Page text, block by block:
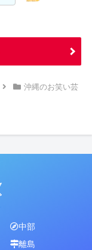
沖縄のお笑い芸
中部
離島